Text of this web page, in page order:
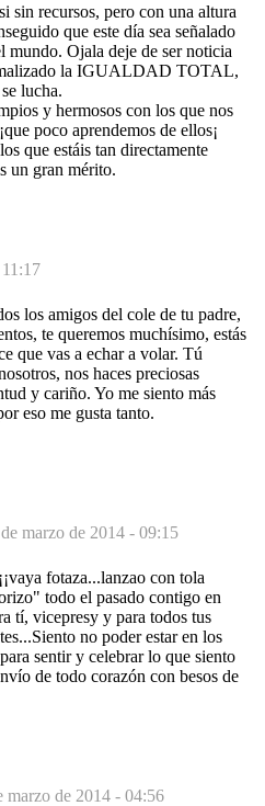
sin recursos, pero con una altura
que este día sea señalado
mundo. Ojala deje de ser noticia
la IGUALDAD TOTAL,
lucha.
y hermosos con los que nos
poco aprendemos de ellos¡
que estáis tan directamente
un gran mérito.
los amigos del cole de tu padre,
te queremos muchísimo, estás
que vas a echar a volar. Tú
nos haces preciosas
y cariño. Yo me siento más
eso me gusta tanto.
marzo de 2014 - 09:15
fotaza...lanzao con tola
todo el pasado contigo en
tí, vicepresy y para todos tus
no poder estar en los
sentir y celebrar lo que siento
de todo corazón con besos de
marzo de 2014 - 04:56